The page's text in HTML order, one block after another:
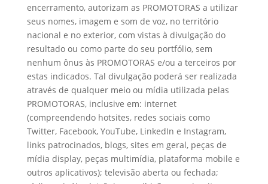
encerramento, autorizam as PROMOTORAS a utilizar
seus nomes, imagem e som de voz, no território
nacional e no exterior, com vistas à divulgação do
resultado ou como parte do seu portfólio, sem
nenhum ônus às PROMOTORAS e/ou a terceiros por
estas indicados. Tal divulgação poderá ser realizada
através de qualquer meio ou mídia utilizada pelas
PROMOTORAS, inclusive em: internet
(compreendendo hotsites, redes sociais como
Twitter, Facebook, YouTube, LinkedIn e Instagram,
links patrocinados, blogs, sites em geral, peças de
mídia display, peças multimídia, plataforma mobile e
outros aplicativos); televisão aberta ou fechada;